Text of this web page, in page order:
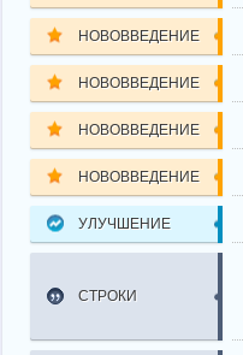
НОВОВВЕДЕНИЕ
НОВОВВЕДЕНИЕ
НОВОВВЕДЕНИЕ
НОВОВВЕДЕНИЕ
УЛУЧШЕНИЕ
СТРОКИ